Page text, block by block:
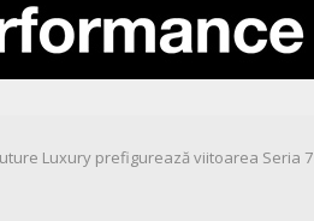
Luxury prefigurează viitoarea Seria 7